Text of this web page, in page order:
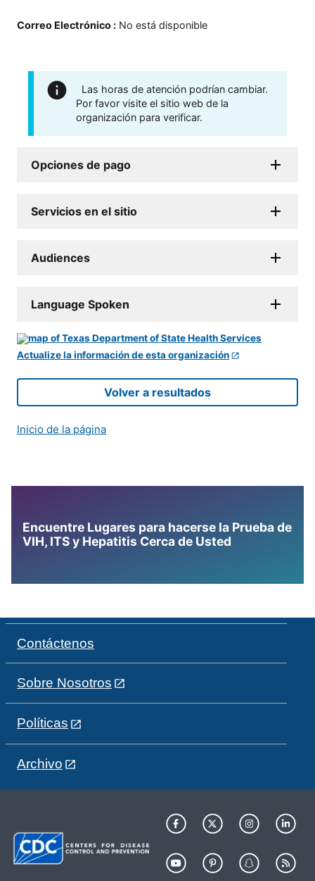
Correo Electrónico : No está disponible
Las horas de atención podrían cambiar.
Por favor visite el sitio web de la
organización para verificar.
Opciones de pago
Servicios en el sitio
Audiences
Language Spoken
Actualize la información de esta organización
Volver a resultados
Inicio de la página
Encuentre Lugares para hacerse la Prueba de
VIH, ITS y Hepatitis Cerca de Usted
Contáctenos
Sobre Nosotros
Políticas
Archivo